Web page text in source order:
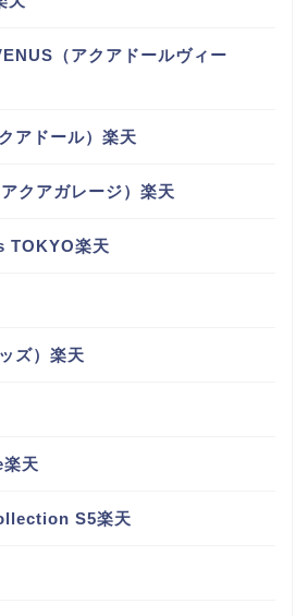
（アクアドールヴィー
アドール）楽天
クアガレージ）楽天
TOKYO楽天
ズ）楽天
天
S5楽天